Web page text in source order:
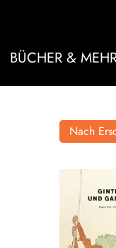
BÜCHER &
Nach